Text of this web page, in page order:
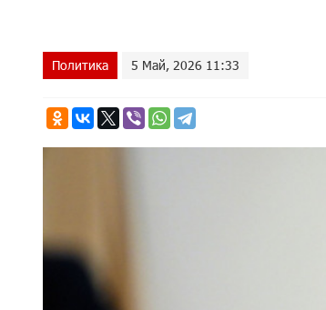
Политика 5 Май, 2026 11:33